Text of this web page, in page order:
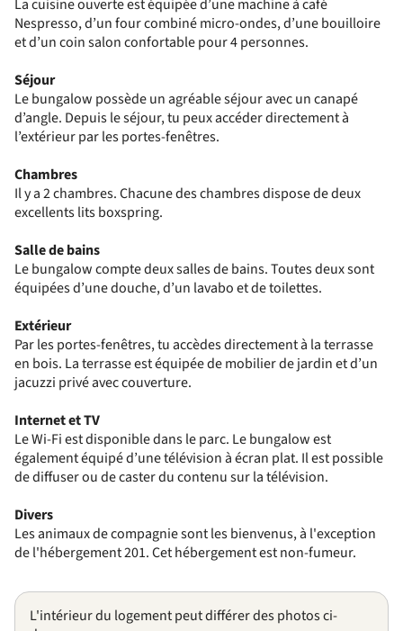
La cuisine ouverte est équipée d’une machine à café
Nespresso, d’un four combiné micro-ondes, d’une bouilloire
et d’un coin salon confortable pour 4 personnes.
Séjour
Le bungalow possède un agréable séjour avec un canapé
d’angle. Depuis le séjour, tu peux accéder directement à
l’extérieur par les portes-fenêtres.
Chambres
Il y a 2 chambres. Chacune des chambres dispose de deux
excellents lits boxspring.
Salle de bains
Le bungalow compte deux salles de bains. Toutes deux sont
équipées d’une douche, d’un lavabo et de toilettes.
Extérieur
Par les portes-fenêtres, tu accèdes directement à la terrasse
en bois. La terrasse est équipée de mobilier de jardin et d’un
jacuzzi privé avec couverture.
Internet et TV
Le Wi-Fi est disponible dans le parc. Le bungalow est
également équipé d’une télévision à écran plat. Il est possible
de diffuser ou de caster du contenu sur la télévision.
Divers
Les animaux de compagnie sont les bienvenus, à l'exception
de l'hébergement 201. Cet hébergement est non-fumeur.
L'intérieur du logement peut différer des photos ci-